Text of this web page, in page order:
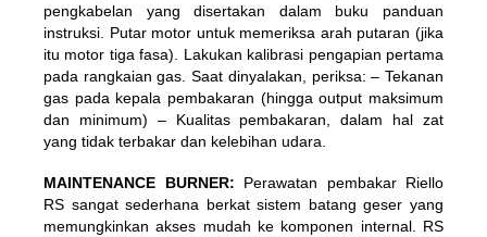
pengkabelan yang disertakan dalam buku panduan
instruksi. Putar motor untuk memeriksa arah putaran (jika
itu motor tiga fasa). Lakukan kalibrasi pengapian pertama
pada rangkaian gas. Saat dinyalakan, periksa: – Tekanan
gas pada kepala pembakaran (hingga output maksimum
dan minimum) – Kualitas pembakaran, dalam hal zat
yang tidak terbakar dan kelebihan udara.
MAINTENANCE BURNER: Perawatan pembakar Riello
RS sangat sederhana berkat sistem batang geser yang
memungkinkan akses mudah ke komponen internal. RS